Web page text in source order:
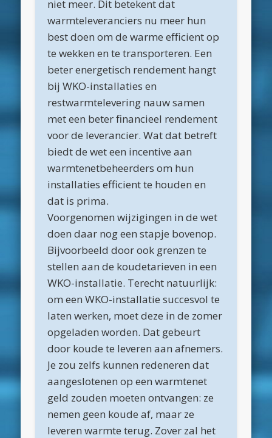
december 2020
november 2020
oktober 2020
september 2020
augustus 2020
juni 2020
mei 2020
april 2020
maart 2020
februari 2020
januari 2020
december 2019
november 2019
september 2019
augustus 2019
april 2019
maart 2019
niet meer. Dit betekent dat
warmteleveranciers nu meer hun
best doen om de warme efficient op
te wekken en te transporteren. Een
beter energetisch rendement hangt
bij WKO-installaties en
restwarmtelevering nauw samen
met een beter financieel rendement
voor de leverancier. Wat dat betreft
biedt de wet een incentive aan
warmtenetbeheerders om hun
installaties efficient te houden en
dat is prima.
Voorgenomen wijzigingen in de wet
doen daar nog een stapje bovenop.
Bijvoorbeeld door ook grenzen te
stellen aan de koudetarieven in een
WKO-installatie. Terecht natuurlijk:
om een WKO-installatie succesvol te
laten werken, moet deze in de zomer
opgeladen worden. Dat gebeurt
door koude te leveren aan afnemers.
Je zou zelfs kunnen redeneren dat
aangeslotenen op een warmtenet
geld zouden moeten ontvangen: ze
nemen geen koude af, maar ze
leveren warmte terug. Zover zal het